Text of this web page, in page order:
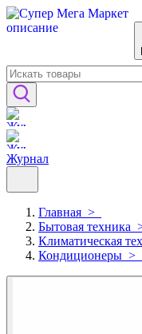
Журнал
Главная >
Бытовая техника
Климатическая
Кондиционеры >